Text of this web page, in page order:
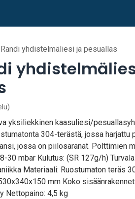
yhdistelmäliesi ja pesuallas
yksiliekkinen kaasuliesi/
304-terästä, jossa harjattu
jossa on piilosaranat. Polttimien
30 mbar Kulutus: (SR 127g/h)
Materiaali: Ruostumaton teräs
mm Koko
Nettopaino: 4,5 kg